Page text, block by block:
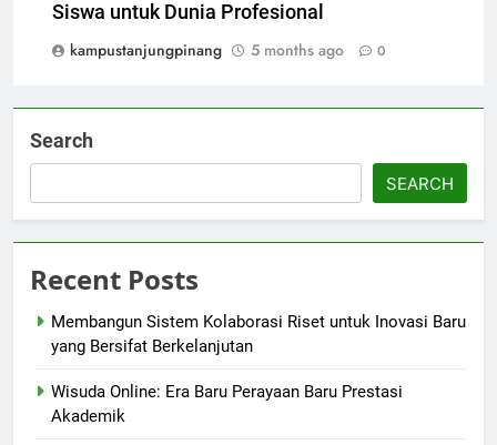
Siswa untuk Dunia Profesional
kampustanjungpinang
5 months ago 0
Search
SEARCH
Recent Posts
Membangun Sistem Kolaborasi Riset untuk Inovasi Baru
yang Bersifat Berkelanjutan
Wisuda Online: Era Baru Perayaan Baru Prestasi
Akademik